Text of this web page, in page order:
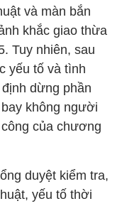
và màn bắn
khắc giao thừa
Tuy nhiên, sau
yếu tố và tình
dừng phần
không người
của chương
duyệt kiểm tra,
yếu tố thời